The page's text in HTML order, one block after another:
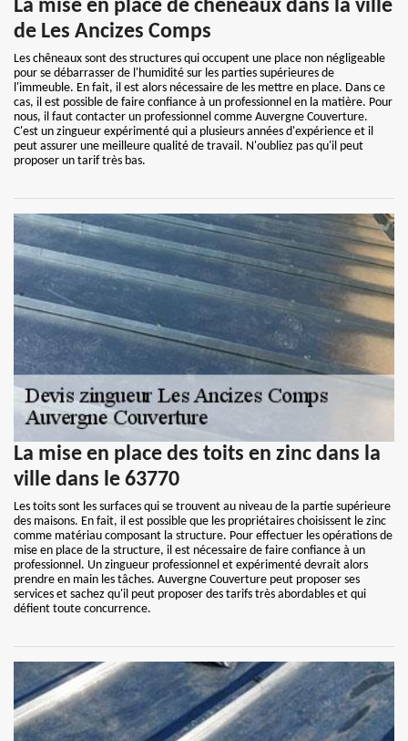
La mise en place de chêneaux dans la ville
de Les Ancizes Comps
Les chêneaux sont des structures qui occupent une place non négligeable
pour se débarrasser de l'humidité sur les parties supérieures de
l'immeuble. En fait, il est alors nécessaire de les mettre en place. Dans ce
cas, il est possible de faire confiance à un professionnel en la matière. Pour
nous, il faut contacter un professionnel comme Auvergne Couverture.
C'est un zingueur expérimenté qui a plusieurs années d'expérience et il
peut assurer une meilleure qualité de travail. N'oubliez pas qu'il peut
proposer un tarif très bas.
La mise en place des toits en zinc dans la
ville dans le 63770
Les toits sont les surfaces qui se trouvent au niveau de la partie supérieure
des maisons. En fait, il est possible que les propriétaires choisissent le zinc
comme matériau composant la structure. Pour effectuer les opérations de
mise en place de la structure, il est nécessaire de faire confiance à un
professionnel. Un zingueur professionnel et expérimenté devrait alors
prendre en main les tâches. Auvergne Couverture peut proposer ses
services et sachez qu'il peut proposer des tarifs très abordables et qui
défient toute concurrence.